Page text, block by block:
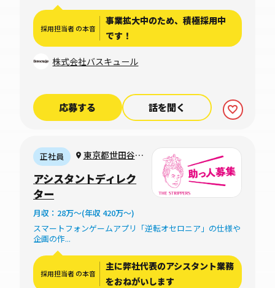
採用担当者 の本音
事業拡大中のため、積極採用中
です！
株式会社バスキュール
応募する 話を聞く
正社員
東京都世田谷区
全リモートも可
アシスタントディレク
ター
月収：28万〜(年収 420万〜)
スマートフォンゲームアプリ「逆転オセロニア」の仕様や
企画の作...
採用担当者 の本音
主に弊社代表のアシスタント業務
をおねがいします